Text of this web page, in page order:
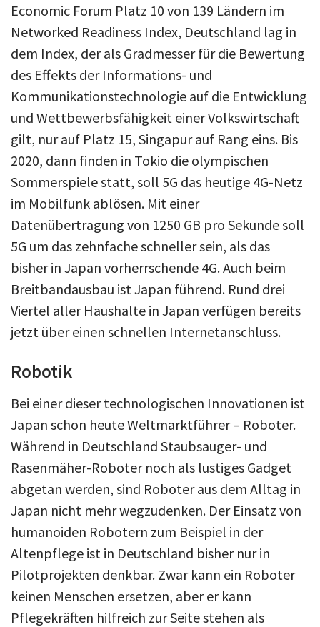
Economic Forum Platz 10 von 139 Ländern im
Networked Readiness Index, Deutschland lag in
dem Index, der als Gradmesser für die Bewertung
des Effekts der Informations- und
Kommunikationstechnologie auf die Entwicklung
und Wettbewerbsfähigkeit einer Volkswirtschaft
gilt, nur auf Platz 15, Singapur auf Rang eins. Bis
2020, dann finden in Tokio die olympischen
Sommerspiele statt, soll 5G das heutige 4G-Netz
im Mobilfunk ablösen. Mit einer
Datenübertragung von 1250 GB pro Sekunde soll
5G um das zehnfache schneller sein, als das
bisher in Japan vorherrschende 4G. Auch beim
Breitbandausbau ist Japan führend. Rund drei
Viertel aller Haushalte in Japan verfügen bereits
jetzt über einen schnellen Internetanschluss.
Robotik
Bei einer dieser technologischen Innovationen ist
Japan schon heute Weltmarktführer – Roboter.
Während in Deutschland Staubsauger- und
Rasenmäher-Roboter noch als lustiges Gadget
abgetan werden, sind Roboter aus dem Alltag in
Japan nicht mehr wegzudenken. Der Einsatz von
humanoiden Robotern zum Beispiel in der
Altenpflege ist in Deutschland bisher nur in
Pilotprojekten denkbar. Zwar kann ein Roboter
keinen Menschen ersetzen, aber er kann
Pflegekräften hilfreich zur Seite stehen als